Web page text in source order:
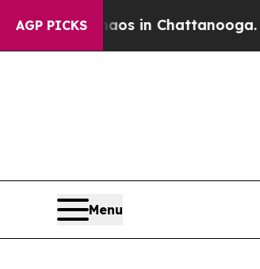
AGP PICKS
Chaos in Chattanooga.
Menu